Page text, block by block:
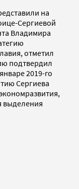
на
Сергиевой
Владимира
отметил
подтвердил
2019-го
Сергиева
выделения